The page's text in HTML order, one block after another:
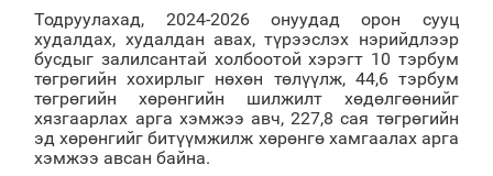
Тодруулахад, 2024-2026 онуудад орон сууц
худалдах, худалдан авах, түрээслэх нэрийдлээр
бусдыг залилсантай холбоотой хэрэгт 10 тэрбум
төгрөгийн хохирлыг нөхөн төлүүлж, 44,6 тэрбум
төгрөгийн хөрөнгийн шилжилт хөдөлгөөнийг
хязгаарлах арга хэмжээ авч, 227,8 сая төгрөгийн
эд хөрөнгийг битүүмжилж хөрөнгө хамгаалах арга
хэмжээ авсан байна.